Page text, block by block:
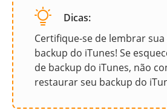
Dicas:
Certifique-se de lembrar
backup do iTunes! Se
de backup do iTunes, não
restaurar seu backup do